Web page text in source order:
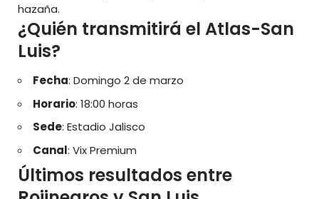
hazaña.
¿Quién transmitirá el Atlas-San
Luis?
Fecha: Domingo 2 de marzo
Horario: 18:00 horas
Sede: Estadio Jalisco
Canal: Vix Premium
Últimos resultados entre